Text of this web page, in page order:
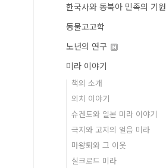
한국사와 동북아 민족의 기원
동물고고학
노년의 연구
미라 이야기
책의 소개
외치 이야기
슈겐도와 일본 미라 이야기
극지와 고지의 얼음 미라
마왕퇴와 그 이웃
실크로드 미라